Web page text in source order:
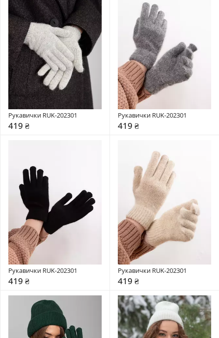
Рукавички RUK-202301
419 ₴
Рукавички RUK-202301
419 ₴
Рукавички RUK-202301
419 ₴
Рукавички RUK-202301
419 ₴